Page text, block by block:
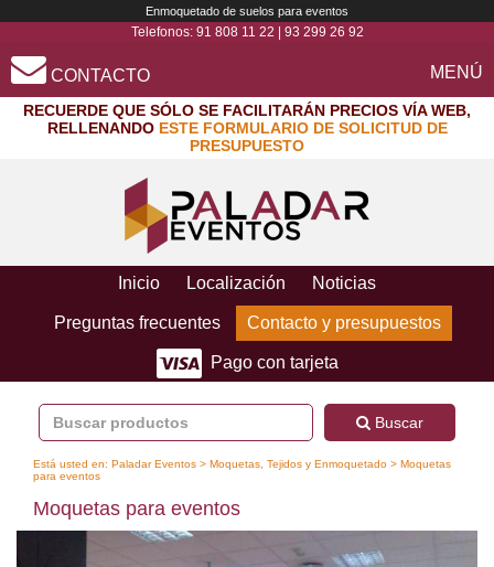
Enmoquetado de suelos para eventos
Telefonos: 91 808 11 22 93 299 26 92
CONTACTO MENÚ
RECUERDE QUE SÓLO SE FACILITARÁN PRECIOS VÍA WEB,
RELLENANDO ESTE FORMULARIO DE SOLICITUD DE
PRESUPUESTO
Inicio Localización Noticias
Preguntas frecuentes Contacto y presupuestos
Pago con tarjeta
Buscar
Está usted en: Paladar Eventos > Moquetas, Tejidos y Enmoquetado > Moquetas
para eventos
Moquetas para eventos